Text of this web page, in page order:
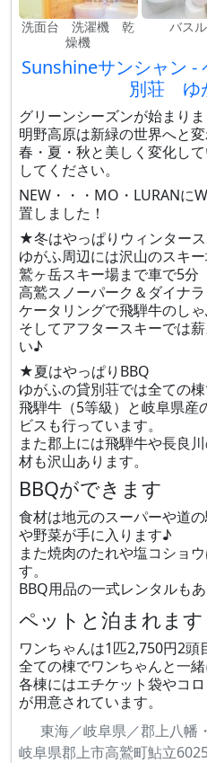
洗面台 洗濯機 乾
燥機
バス
Sunshineサンシャン -
別荘 ゆ
グリーンシーズンが始まり
明野高原は新緑の世界へと
春・夏・秋と美しく変化し
してください。
NEW・・・MO・LURANに
置しました！
★冬はやっぱりウィンタース
ゆがふ周辺には沢山のスキ
鷲ヶ岳スキー場まで車で5分
高鷲スノーパーク＆ダイナ
ケータリングで飛騨牛のし
そしてアフタースキーでは
い♪
★夏はやっぱりBBQ
ゆがふの貸別荘では全ての棟
飛騨牛（5等級）と岐阜県産
ビスも行っています。
また郡上には飛騨牛や長良
材も沢山あります。
BBQができます
食材は地元のスーパーや道
や野菜が手に入ります♪
また焼肉のたれや塩コショ
す。
BBQ用品の一式レンタルもあ
ペットと泊まれます
ワンちゃんは1匹2,750円2頭
全ての棟でワンちゃんと一緒
各棟にはエチケット袋やコ
が用意されています。
東海／岐阜県／郡上八幡
岐阜県郡上市高鷲町鮎立